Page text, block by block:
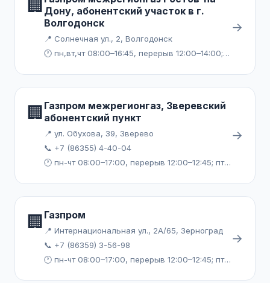
🏢 Дону, абонентский участок в г.
Волгодонск
📍 Солнечная ул., 2, Волгодонск
🕐 пн,вт,чт 08:00–16:45, перерыв 12:00–14:00; пт 08:00–15:45, перерыв 12:00–14:00
→
🏢 Газпром межрегионгаз, Зверевский
абонентский пункт
📍 ул. Обухова, 39, Зверево
📞 +7 (86355) 4-40-04
🕐 пн-чт 08:00–17:00, перерыв 12:00–12:45; пт 08:00–15:45, перерыв 12:00–12:45
→
🏢 Газпром
📍 Интернациональная ул., 2А/65, Зерноград
📞 +7 (86359) 3-56-98
🕐 пн-чт 08:00–17:00, перерыв 12:00–12:45; пт 08:00–15:45, перерыв 12:00–12:45
→